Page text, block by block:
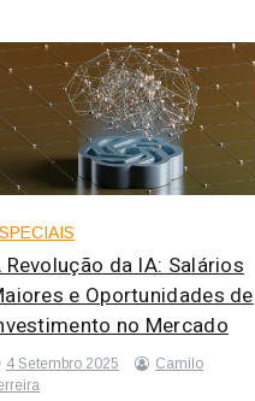
Revolução da IA: Salários
e Oportunidades de
no Mercado
4 Setembro 2025
Camilo